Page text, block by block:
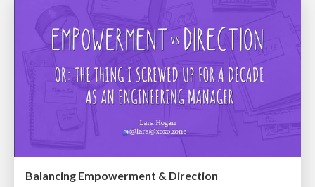
Balancing Empowerment & Direction